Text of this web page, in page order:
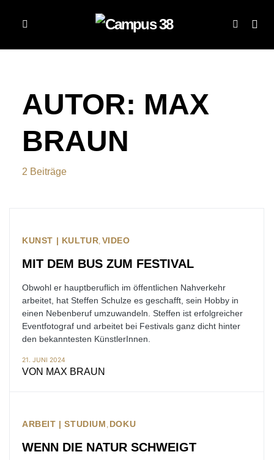
AUTOR: MAX
BRAUN
2 Beiträge
KUNST | KULTUR VIDEO
MIT DEM BUS ZUM FESTIVAL
Obwohl er hauptberuflich im öffentlichen Nahverkehr
arbeitet, hat Steffen Schulze es geschafft, sein Hobby in
einen Nebenberuf umzuwandeln. Steffen ist erfolgreicher
Eventfotograf und arbeitet bei Festivals ganz dicht hinter
den bekanntesten KünstlerInnen.
21. JUNI 2024
VON MAX BRAUN
ARBEIT | STUDIUM DOKU
WENN DIE NATUR SCHWEIGT